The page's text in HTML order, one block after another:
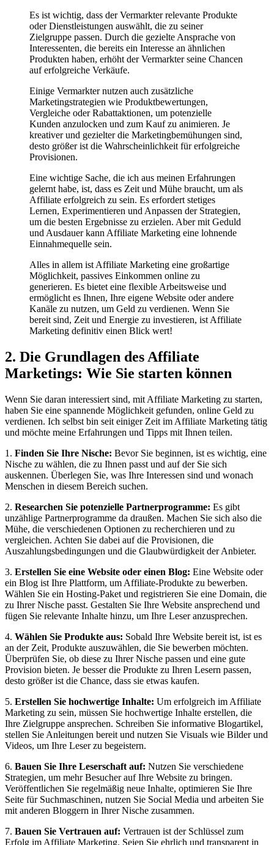
Es ist wichtig, dass der Vermarkter relevante Produkte
oder Dienstleistungen auswählt, die zu seiner
Zielgruppe passen. Durch die gezielte Ansprache von
Interessenten, die bereits ein Interesse an ähnlichen
Produkten haben, erhöht der Vermarkter seine Chancen
auf erfolgreiche Verkäufe.
Einige Vermarkter nutzen auch zusätzliche
Marketingstrategien wie Produktbewertungen,
Vergleiche oder Rabattaktionen, um potenzielle
Kunden anzulocken und zum Kauf zu animieren. Je
kreativer und gezielter die Marketingbemühungen sind,
desto größer ist die Wahrscheinlichkeit für erfolgreiche
Provisionen.
Eine wichtige Sache, die ich aus meinen Erfahrungen
gelernt habe, ist, dass es Zeit und Mühe braucht, um als
Affiliate erfolgreich zu sein. Es erfordert stetiges
Lernen, Experimentieren und Anpassen der Strategien,
um die besten Ergebnisse zu erzielen. Aber mit Geduld
und Ausdauer kann Affiliate Marketing eine lohnende
Einnahmequelle sein.
Alles in allem ist Affiliate Marketing eine großartige
Möglichkeit, passives Einkommen online zu
generieren. Es bietet eine flexible Arbeitsweise und
ermöglicht es Ihnen, Ihre eigene Website oder andere
Kanäle zu nutzen, um Geld zu verdienen. Wenn Sie
bereit sind, Zeit und Energie zu investieren, ist Affiliate
Marketing definitiv einen Blick wert!
2. Die Grundlagen des Affiliate
Marketings: Wie Sie starten können
Wenn Sie daran interessiert sind, mit Affiliate Marketing zu starten,
haben Sie eine spannende Möglichkeit gefunden, online Geld zu
verdienen. Ich selbst bin seit einiger Zeit im Affiliate Marketing tätig
und möchte meine Erfahrungen und Tipps mit Ihnen teilen.
1. Finden Sie Ihre Nische: Bevor Sie beginnen, ist es wichtig, eine
Nische zu wählen, die zu Ihnen passt und auf der Sie sich
auskennen. Überlegen Sie, was Ihre Interessen sind und wonach
Menschen in diesem Bereich suchen.
2. Researchen Sie potenzielle Partnerprogramme: Es gibt
unzählige Partnerprogramme da draußen. Machen Sie sich also die
Mühe, die verschiedenen Optionen zu recherchieren und zu
vergleichen. Achten Sie dabei auf die Provisionen, die
Auszahlungsbedingungen und die Glaubwürdigkeit der Anbieter.
3. Erstellen Sie eine Website oder einen Blog: Eine Website oder
ein Blog ist Ihre Plattform, um Affiliate-Produkte zu bewerben.
Wählen Sie ein Hosting-Paket und registrieren Sie eine Domain, die
zu Ihrer Nische passt. Gestalten Sie Ihre Website ansprechend und
fügen Sie relevante Inhalte hinzu, um Ihre Leser anzusprechen.
4. Wählen Sie Produkte aus: Sobald Ihre Website bereit ist, ist es
an der Zeit, Produkte auszuwählen, die Sie bewerben möchten.
Überprüfen Sie, ob diese zu Ihrer Nische passen und eine gute
Provision bieten. Je besser die Produkte zu Ihren Lesern passen,
desto größer ist die Chance, dass sie etwas kaufen.
5. Erstellen Sie hochwertige Inhalte: Um erfolgreich im Affiliate
Marketing zu sein, müssen Sie hochwertige Inhalte erstellen, die
Ihre Zielgruppe ansprechen. Schreiben Sie informative Blogartikel,
stellen Sie Anleitungen bereit und nutzen Sie Visuals wie Bilder und
Videos, um Ihre Leser zu begeistern.
6. Bauen Sie Ihre Leserschaft auf: Nutzen Sie verschiedene
Strategien, um mehr Besucher auf Ihre Website zu bringen.
Veröffentlichen Sie regelmäßig neue Inhalte, optimieren Sie Ihre
Seite für Suchmaschinen, nutzen Sie Social Media und arbeiten Sie
mit anderen Bloggern in Ihrer Nische zusammen.
7. Bauen Sie Vertrauen auf: Vertrauen ist der Schlüssel zum
Erfolg im Affiliate Marketing. Seien Sie ehrlich und transparent in